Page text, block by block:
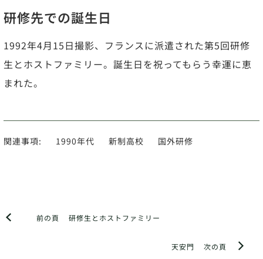
研修先での誕生日
1992年4月15日撮影、フランスに派遣された第5回研修
生とホストファミリー。誕生日を祝ってもらう幸運に恵
まれた。
関連事項: 1990年代 新制高校 国外研修
前の頁 研修生とホストファミリー
次の頁
天安門